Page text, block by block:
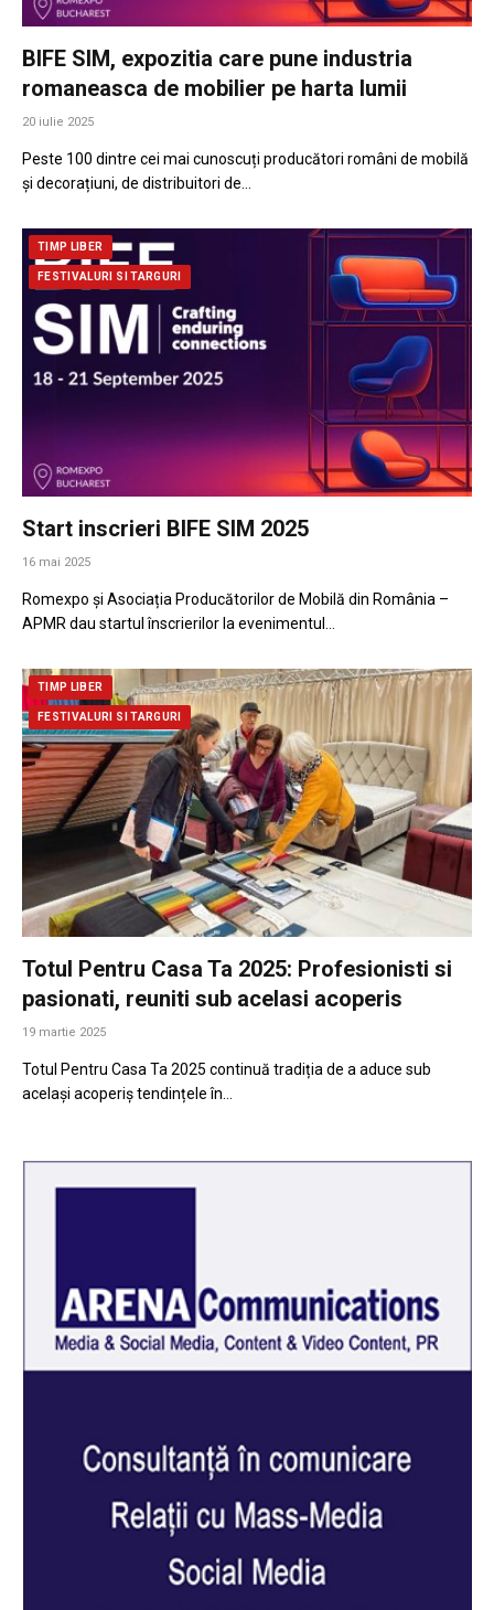
BIFE SIM, expozitia care pune industria
romaneasca de mobilier pe harta lumii
20 iulie 2025
Peste 100 dintre cei mai cunoscuți producători români de mobilă
și decorațiuni, de distribuitori de…
TIMP LIBER
FESTIVALURI SI TARGURI
Start inscrieri BIFE SIM 2025
16 mai 2025
Romexpo și Asociația Producătorilor de Mobilă din România –
APMR dau startul înscrierilor la evenimentul…
TIMP LIBER
FESTIVALURI SI TARGURI
Totul Pentru Casa Ta 2025: Profesionisti si
pasionati, reuniti sub acelasi acoperis
19 martie 2025
Totul Pentru Casa Ta 2025 continuă tradiția de a aduce sub
același acoperiș tendințele în…